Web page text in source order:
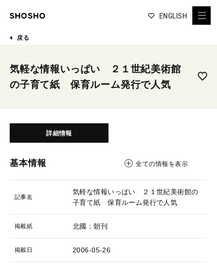
ENGLISH
戻る
気軽な情報いっぱい ２１世紀美術館
の子育て紙 保育ルーム発行で人気
詳細情報
基本情報 全ての情報を表示
記事名
気軽な情報いっぱい ２１世紀美術館の
子育て紙 保育ルーム発行で人気
掲載紙 北國：朝刊
掲載日 2006-05-26